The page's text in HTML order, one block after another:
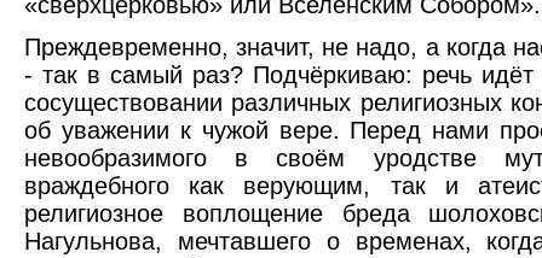
Преждевременно, значит, не надо, а когда
- так в самый раз? Подчёркиваю: речь
сосуществовании различных религиозных
об уважении к чужой вере. Перед нами
невообразимого в своём уродстве
враждебного как верующим, так и
религиозное воплощение бреда
Нагульнова, мечтавшего о временах,